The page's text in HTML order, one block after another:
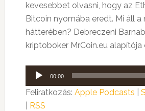
kevesebbet olvasni, hogy az
Bitcoin nyomába eredt. Mi áll a
hátterében? Debreczeni
kriptoboker MrCoin.eu alapítója
Audió
lejátszó
00:00
Feliratkozás: Apple Podcasts
RSS